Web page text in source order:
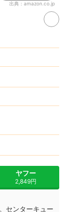
出典： amazon.co.jp
ヤフー
2,849円
センターキュー